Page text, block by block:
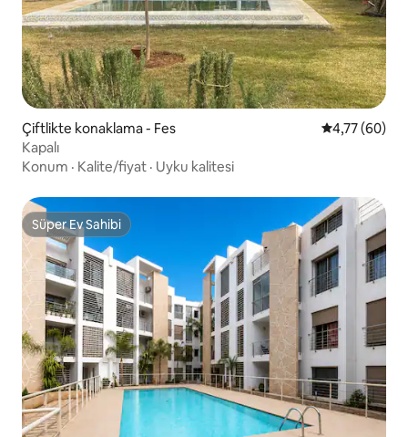
Çiftlikte konaklama - Fes 5 üzerinden
4,77 (60)
Kapalı
Konum · Kalite/fiyat · Uyku kalitesi
Süper Ev Sahibi
Süper Ev Sahibi